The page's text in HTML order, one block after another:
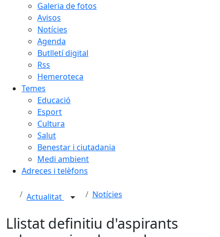
Galeria de fotos
Avisos
Notícies
Agenda
Butlletí digital
Rss
Hemeroteca
Temes
Educació
Esport
Cultura
Salut
Benestar i ciutadania
Medi ambient
Adreces i telèfons
Actualitat Notícies
Llistat definitiu d'aspirants